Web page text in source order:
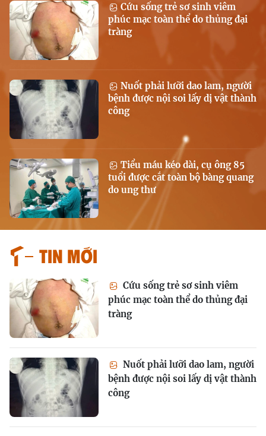
Cứu sống trẻ sơ sinh viêm
phúc mạc toàn thể do thủng đại
tràng
Nuốt phải lưỡi dao lam, người
bệnh được nội soi lấy dị vật thành
công
Tiểu máu kéo dài, cụ ông 85
tuổi được cắt toàn bộ bàng quang
do ung thư
Tin mới
Cứu sống trẻ sơ sinh viêm
phúc mạc toàn thể do thủng đại
tràng
Nuốt phải lưỡi dao lam, người
bệnh được nội soi lấy dị vật thành
công